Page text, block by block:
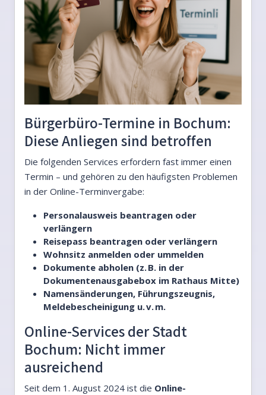
Bürgerbüro-Termine in Bochum:
Diese Anliegen sind betroffen
Die folgenden Services erfordern fast immer einen
Termin – und gehören zu den häufigsten Problemen
in der Online-Terminvergabe:
Personalausweis beantragen oder
verlängern
Reisepass beantragen oder verlängern
Wohnsitz anmelden oder ummelden
Dokumente abholen (z. B. in der
Dokumentenausgabebox im Rathaus Mitte)
Namensänderungen, Führungszeugnis,
Meldebescheinigung u. v. m.
Online-Services der Stadt
Bochum: Nicht immer
ausreichend
Seit dem 1. August 2024 ist die Online-